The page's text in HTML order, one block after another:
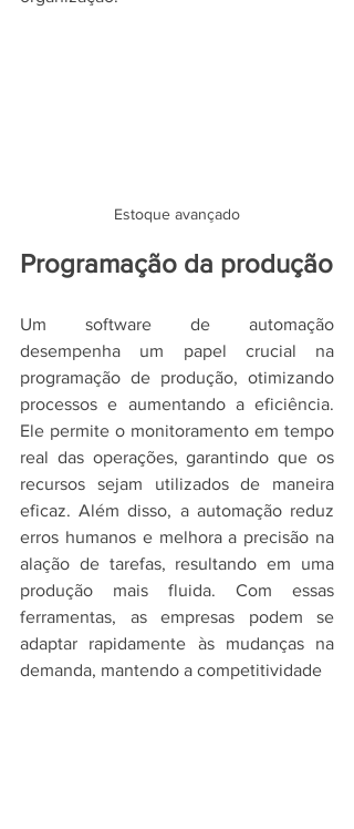
Estoque avançado
Programação da produção
Um software de automação
desempenha um papel crucial na
programação de produção, otimizando
processos e aumentando a eficiência.
Ele permite o monitoramento em tempo
real das operações, garantindo que os
recursos sejam utilizados de maneira
eficaz. Além disso, a automação reduz
erros humanos e melhora a precisão na
alação de tarefas, resultando em uma
produção mais fluida. Com essas
ferramentas, as empresas podem se
adaptar rapidamente às mudanças na
demanda, mantendo a competitividade